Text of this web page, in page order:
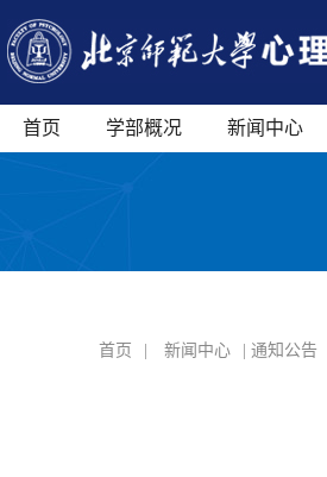
首页 学部概况 新闻中心
首页 新闻中心 | 通知公告